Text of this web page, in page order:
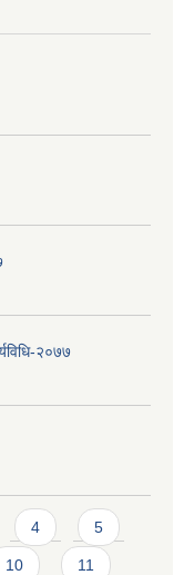
२०७७
4 5
10 11